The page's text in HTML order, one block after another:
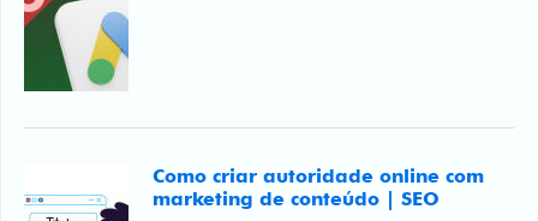
Como criar autoridade online com
marketing de conteúdo | SEO